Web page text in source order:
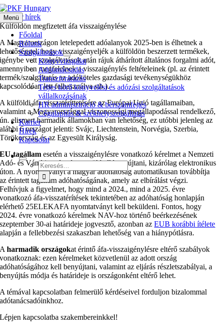
Kihagyás
Menü
Főoldal
Rólunk
Szolgáltatások
Könyvvizsgálat
Adótanácsadás
Transzferárazás
Teljes körű könyvelési és adózási szolgáltatások
vállalkozásának
HR adminisztráció & bérszámfejtés
Cégalapítás & székhelyszolgáltatás
Karrier
Hírek
Kapcsolat
Keresés...
Magyar hírek
Külföldön megfizetett áfa visszaigénylése
A Magyarországon letelepedett adóalanyok 2025-ben is élhetnek a
lehetőséggel, hogy visszaigényeljék a külföldön beszerzett termékek,
igénybe vett szolgáltatások után rájuk áthárított általános forgalmi adót,
amennyiben megfelelnek a visszaigénylés feltételeinek (pl. az érintett
termék/szolgáltatás az adóköteles gazdasági tevékenységükhöz
kapcsolódóan lett felhasználva stb.).
A külföldi áfa visszatéríttetésére az Európai Unió tagállamaiban,
valamint a Magyarországgal viszonossági megállapodással rendelkező,
ún. elismert harmadik államokban van lehetőség, ez utóbbi jelenleg az
alábbi 6 országot jelenti: Svájc, Liechtenstein, Norvégia, Szerbia,
Törökország és az Egyesült Királyság.
EU-tagállamesetén a visszaigénylésre vonatkozó kérelmet a Nemzeti
Adó- és Vámhivatalon keresztül kell benyújtani, kizárólag elektronikus
úton. A nyomtatványt a magyar adóhatóság automatikusan továbbítja
az érintett tagállam adóhatóságának, amely az elbírálást végzi.
Felhívjuk a figyelmet, hogy mind a 2024., mind a 2025. évre
vonatkozó áfa-visszatérítések tekintetében az adóhatóság honlapján
elérhető 25ELEKAFA nyomtatványt kell beküldeni. Fontos, hogy
2024. évre vonatkozó kérelmek NAV-hoz történő beérkezésének
szeptember 30-ai határideje jogvesztő, azonban azEUB korábbi ítélete
alapján a fellebbezési szakaszban lehetőség van a hiánypótlásra.
Aharmadik országokat érintő áfa-visszaigénylésre eltérő szabályok
vonatkoznak: ezen kérelmeket közvetlenül az adott ország
adóhatóságához kell benyújtani, valamint az eljárás részletszabályai, a
benyújtás módja és határideje is országonként eltérő lehet.
A témával kapcsolatban felmerülő kérdéseivel forduljon bizalommal
adótanácsadóinkhoz.
Lépjen kapcsolatba szakembereinkkel!